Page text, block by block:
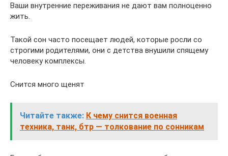
Ваши внутренние переживания не дают вам полноценно
жить.
Такой сон часто посещает людей, которые росли со
строгими родителями, они с детства внушили спящему
человеку комплексы.
Снится много щенят
Читайте также: К чему снится военная
техника, танк, бтр — толкование по сонникам